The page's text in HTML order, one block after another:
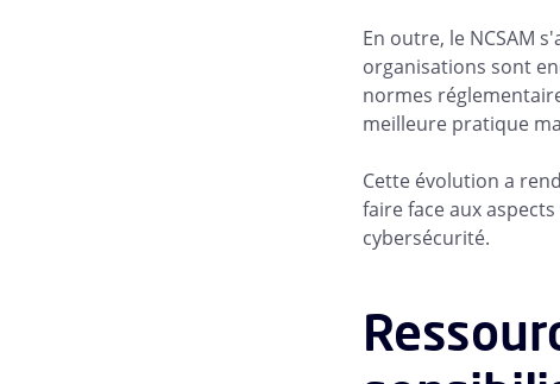
En outre, le NCSAM
organisations sont
normes
meilleure pratique
Cette évolution a
faire face aux
cybersécurité.